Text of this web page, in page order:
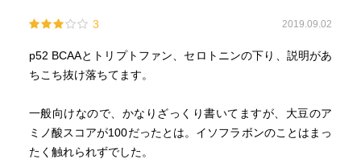
3 2019.09.02
p52 BCAAとトリプトファン、セロトニンの下り、説明があ
ちこち抜け落ちてます。
一般向けなので、かなりざっくり書いてますが、大豆のア
ミノ酸スコアが100だったとは。イソフラボンのことはまっ
たく触れられずでした。